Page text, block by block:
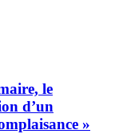
le
d’un
»